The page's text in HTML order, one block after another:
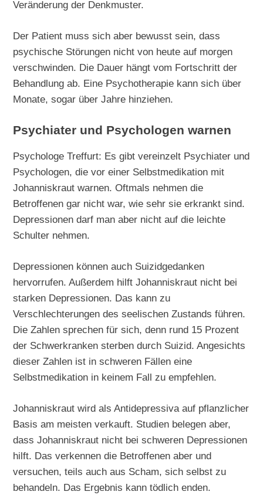
Veränderung der Denkmuster.
Der Patient muss sich aber bewusst sein, dass
psychische Störungen nicht von heute auf morgen
verschwinden. Die Dauer hängt vom Fortschritt der
Behandlung ab. Eine Psychotherapie kann sich über
Monate, sogar über Jahre hinziehen.
Psychiater und Psychologen warnen
Psychologe Treffurt: Es gibt vereinzelt Psychiater und
Psychologen, die vor einer Selbstmedikation mit
Johanniskraut warnen. Oftmals nehmen die
Betroffenen gar nicht war, wie sehr sie erkrankt sind.
Depressionen darf man aber nicht auf die leichte
Schulter nehmen.
Depressionen können auch Suizidgedanken
hervorrufen. Außerdem hilft Johanniskraut nicht bei
starken Depressionen. Das kann zu
Verschlechterungen des seelischen Zustands führen.
Die Zahlen sprechen für sich, denn rund 15 Prozent
der Schwerkranken sterben durch Suizid. Angesichts
dieser Zahlen ist in schweren Fällen eine
Selbstmedikation in keinem Fall zu empfehlen.
Johanniskraut wird als Antidepressiva auf pflanzlicher
Basis am meisten verkauft. Studien belegen aber,
dass Johanniskraut nicht bei schweren Depressionen
hilft. Das verkennen die Betroffenen aber und
versuchen, teils auch aus Scham, sich selbst zu
behandeln. Das Ergebnis kann tödlich enden.